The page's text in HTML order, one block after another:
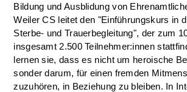
Bildung und Ausblidung von
Weiler CS leitet den "Einführungskurs in
Sterbe- und Trauerbegleitung", der zum
insgesamt 2.500 Teilnehmer:innen
lernen sie, dass es nicht um heroische
sonder darum, für einen fremden
zuzuhören, in Beziehung zu bleiben. In